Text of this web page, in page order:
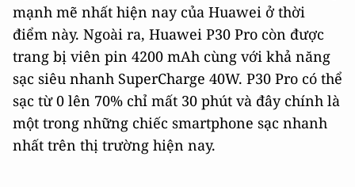
mạnh mẽ nhất hiện nay của Huawei ở thời
điểm này. Ngoài ra, Huawei P30 Pro còn được
trang bị viên pin 4200 mAh cùng với khả năng
sạc siêu nhanh SuperCharge 40W. P30 Pro có thể
sạc từ 0 lên 70% chỉ mất 30 phút và đây chính là
một trong những chiếc smartphone sạc nhanh
nhất trên thị trường hiện nay.